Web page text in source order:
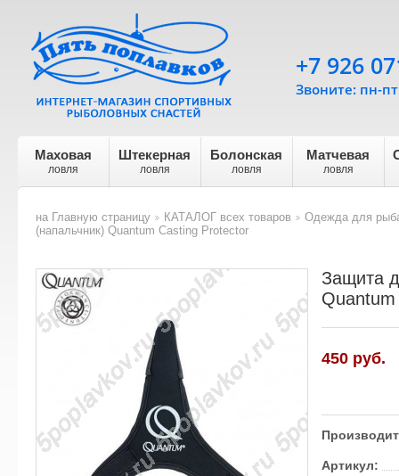
Маховая
ловля
Штекерная
ловля
Болонская
ловля
Матчевая
ловля
+7 926
Звоните: пн-
на Главную страницу
>
КАТАЛОГ всех товаров
Одежда для
(напальчник) Quantum Casting Protector
Защита
450 руб.
Артикул: